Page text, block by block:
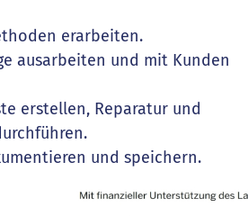
erarbeiten.
ausarbeiten und mit Kunden
erstellen, Reparatur und
und speichern.